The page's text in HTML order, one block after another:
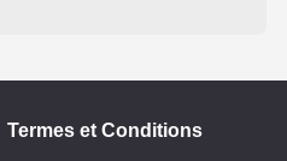
Termes et Conditions